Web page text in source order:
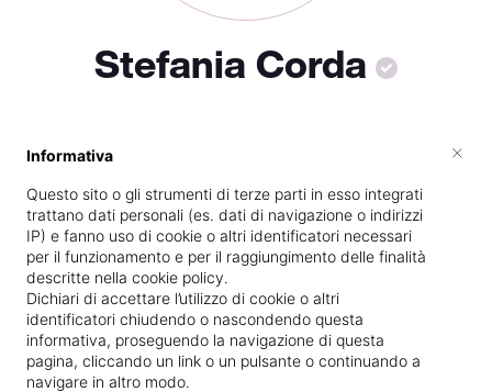
Stefania Corda
Vedi le informazioni di Stefania
Informativa
Questo sito o gli strumenti di terze parti in esso integrati
trattano dati personali (es. dati di navigazione o indirizzi
IP) e fanno uso di cookie o altri identificatori necessari
per il funzionamento e per il raggiungimento delle finalità
descritte nella cookie policy.
Dichiari di accettare l’utilizzo di cookie o altri
identificatori chiudendo o nascondendo questa
informativa, proseguendo la navigazione di questa
pagina, cliccando un link o un pulsante o continuando a
navigare in altro modo.
×